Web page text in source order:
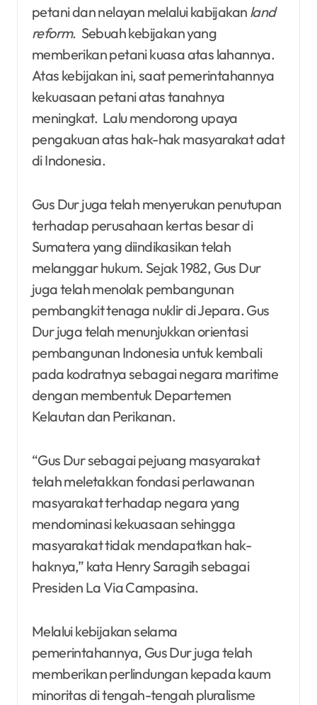
petani dan nelayan melalui kabijakan land
reform. Sebuah kebijakan yang
memberikan petani kuasa atas lahannya.
Atas kebijakan ini, saat pemerintahannya
kekuasaan petani atas tanahnya
meningkat. Lalu mendorong upaya
pengakuan atas hak-hak masyarakat adat
di Indonesia.
Gus Dur juga telah menyerukan penutupan
terhadap perusahaan kertas besar di
Sumatera yang diindikasikan telah
melanggar hukum. Sejak 1982, Gus Dur
juga telah menolak pembangunan
pembangkit tenaga nuklir di Jepara. Gus
Dur juga telah menunjukkan orientasi
pembangunan Indonesia untuk kembali
pada kodratnya sebagai negara maritime
dengan membentuk Departemen
Kelautan dan Perikanan.
“Gus Dur sebagai pejuang masyarakat
telah meletakkan fondasi perlawanan
masyarakat terhadap negara yang
mendominasi kekuasaan sehingga
masyarakat tidak mendapatkan hak-
haknya,” kata Henry Saragih sebagai
Presiden La Via Campasina.
Melalui kebijakan selama
pemerintahannya, Gus Dur juga telah
memberikan perlindungan kepada kaum
minoritas di tengah-tengah pluralisme